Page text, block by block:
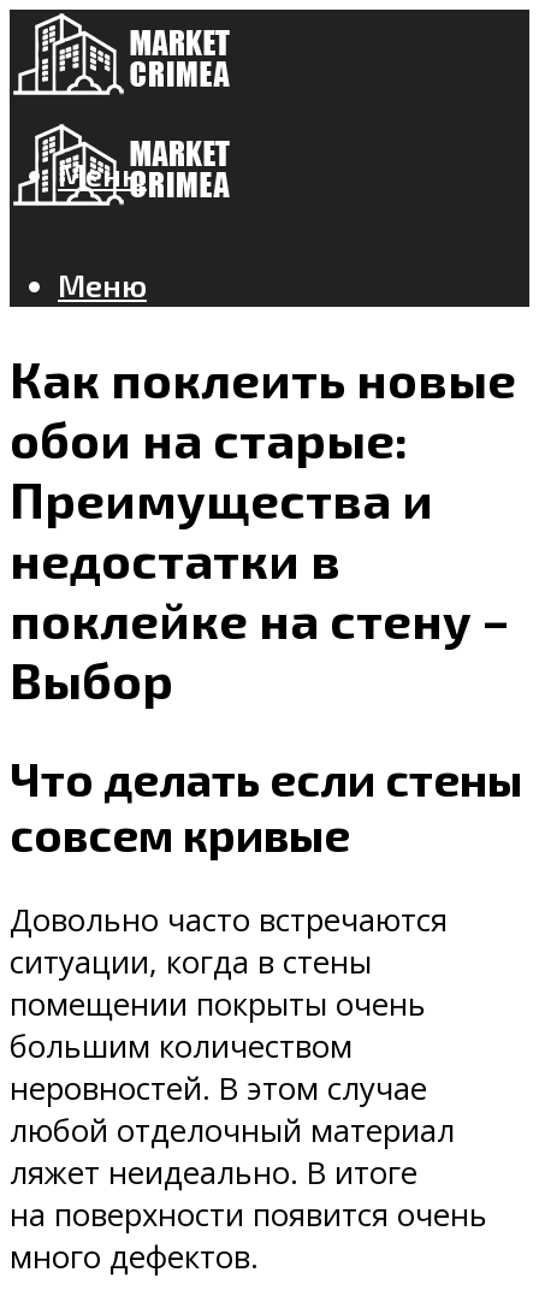
Меню
Меню
Как поклеить новые
обои на старые:
Преимущества и
недостатки в
поклейке на стену –
Выбор
Что делать если стены
совсем кривые
Довольно часто встречаются
ситуации, когда в стены
помещении покрыты очень
большим количеством
неровностей. В этом случае
любой отделочный материал
ляжет неидеально. В итоге
на поверхности появится очень
много дефектов.